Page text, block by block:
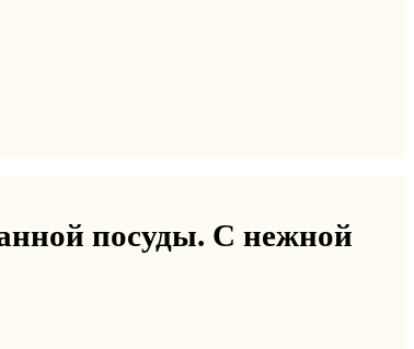
посуды. С нежной